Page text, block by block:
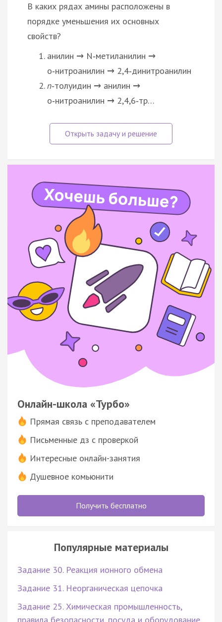
В каких рядах амины расположены в
порядке уменьшения их основных
свойств?
анилин → N‑метиланилин →
о‑нитроанилин → 2,4‑динитроанилин
п‑толуидин → анилин →
о‑нитроанилин → 2,4,6‑тр…
Онлайн-школа «Турбо»
Прямая связь с преподавателем
Письменные дз с проверкой
Интересные онлайн-занятия
Душевное комьюнити
Получить бесплатно
Популярные материалы
Задание 30. Реакция ионного обмена
Задание 31. Неорганическая цепочка
Задание 25. Химическая промышленность,
правила безопасности, посуда и оборудование